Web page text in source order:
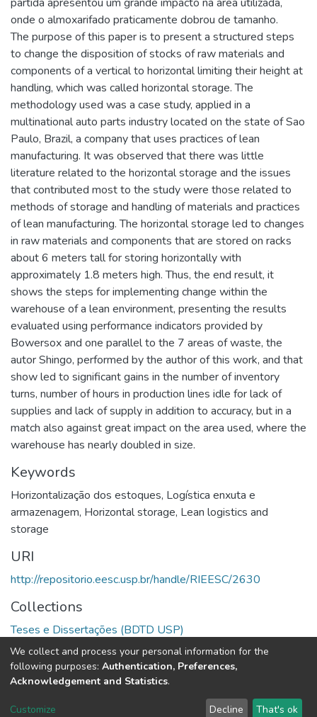
onde o almoxarifado praticamente dobrou de tamanho.
The purpose of this paper is to present a structured steps
to change the disposition of stocks of raw materials and
components of a vertical to horizontal limiting their height at
handling, which was called horizontal storage. The
methodology used was a case study, applied in a
multinational auto parts industry located on the state of Sao
Paulo, Brazil, a company that uses practices of lean
manufacturing. It was observed that there was little
literature related to the horizontal storage and the issues
that contributed most to the study were those related to
methods of storage and handling of materials and practices
of lean manufacturing. The horizontal storage led to changes
in raw materials and components that are stored on racks
about 6 meters tall for storing horizontally with
approximately 1.8 meters high. Thus, the end result, it
shows the steps for implementing change within the
warehouse of a lean environment, presenting the results
evaluated using performance indicators provided by
Bowersox and one parallel to the 7 areas of waste, the
autor Shingo, performed by the author of this work, and that
show led to significant gains in the number of inventory
turns, number of hours in production lines idle for lack of
supplies and lack of supply in addition to accuracy, but in a
match also against great impact on the area used, where the
warehouse has nearly doubled in size.
Keywords
Horizontalização dos estoques, Logística enxuta e
armazenagem, Horizontal storage, Lean logistics and
storage
URI
http://repositorio.eesc.usp.br/handle/RIEESC/2630
Collections
Teses e Dissertações (BDTD USP)
Full item page
DSpace software copyright © 2002-2026 LYRASIS
We collect and process your personal information for the
following purposes: Authentication, Preferences,
Acknowledgement and Statistics.
Customize Decline That's ok